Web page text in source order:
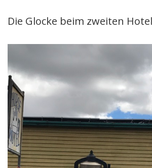
Die Glocke beim zweiten